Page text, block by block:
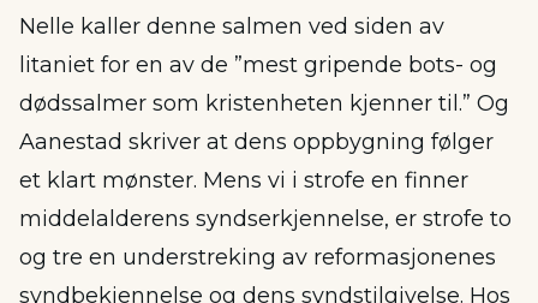
Nelle kaller denne salmen ved siden av
litaniet for en av de ”mest gripende bots- og
dødssalmer som kristenheten kjenner til.” Og
Aanestad skriver at dens oppbygning følger
et klart mønster. Mens vi i strofe en finner
middelalderens syndserkjennelse, er strofe to
og tre en understreking av reformasjonenes
syndbekjennelse og dens syndstilgivelse. Hos